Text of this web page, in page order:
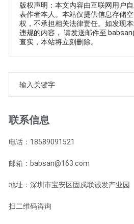
版权声明：本文内容由互联网用户
表作者本人。本站仅提供信息存储
权，不承担相关法律责任。如发现
违规的内容， 请发送邮件至
查实，本站将立刻删除。
联系信息
电话：18589091521
邮箱：babsan@163.com
地址：深圳市宝安区固戍联诚发产业园
扫二维码咨询